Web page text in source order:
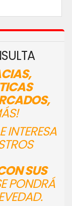
INTERESA
SUS
PONDRÁ